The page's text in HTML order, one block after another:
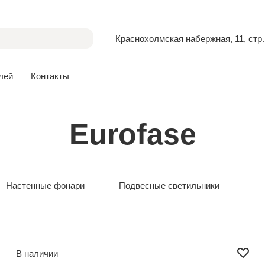
Краснохолмская набержная, 11,
Контакты
Eurofase
Настенные фонари Подвесные светильники
В наличии